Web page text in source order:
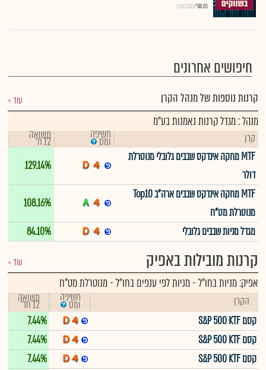
27.07.2026רם מורי
חיפושים אחרונים
קרנות נוספות של מנהל הקרן עוד
מנהל : מגדל קרנות נאמנות בע"מ
קרן חשיפה
ומס תשואה
12 ח'
MTF מחקה אינדקס שבבים גלובלי מנוטרלת
דולר
129.14%
MTF מחקה אינדקס שבבים ארה"ב Top10
מנוטרלת מט"ח
108.16%
מגדל מניות שבבים גלובלי
84.10%
קרנות מובילות באפיק עוד
אפיק:מניות בחו"ל-מניות לפי ענפים בחו"ל - מנוטרלת מט"ח
הקרן חשיפה
ומס תשואה
12 חד'
קסם S&P 500 KTF
7.44%
קסם S&P 500 KTF
7.44%
קסם S&P 500 KTF
7.44%